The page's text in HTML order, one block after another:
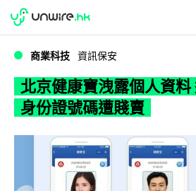
WWDC 2026
商業科技 資訊保安
北京健康寶洩露個人資料
身份證號碼遭賤賣